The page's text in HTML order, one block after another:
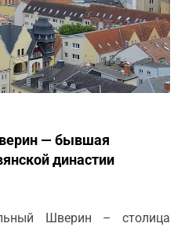
— бывшая
династии
Шверин – столица